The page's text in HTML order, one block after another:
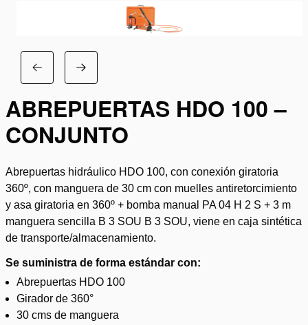
ABREPUERTAS HDO 100 –
CONJUNTO
Abrepuertas hidráulico HDO 100, con conexión giratoria
360º, con manguera de 30 cm con muelles antiretorcimiento
y asa giratoria en 360º + bomba manual PA 04 H 2 S + 3 m
manguera sencilla B 3 SOU B 3 SOU, viene en caja sintética
de transporte/almacenamiento.
Se suministra de forma estándar con:
Abrepuertas HDO 100
Girador de 360°
30 cms de manguera